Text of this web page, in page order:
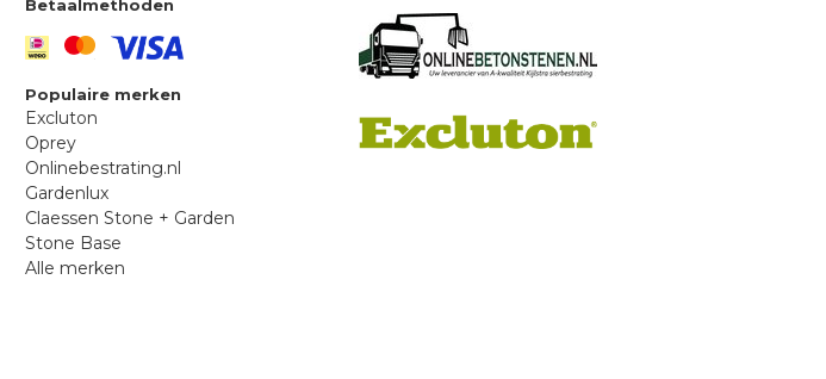
Betaalmethoden
Populaire merken
Excluton
Oprey
Onlinebestrating.nl
Gardenlux
Claessen Stone + Garden
Stone Base
Alle merken